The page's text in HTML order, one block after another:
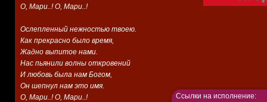
О, Мари..! О, Мари..!
Ослепленный нежностью твоею.
Как прекрасно было время,
Жадно выпитое нами.
Нас пьянили волны откровений
И любовь была нам Богом,
Он шепнул нам это имя.
О, Мари..! О, Мари..!
Ссылки на исполнение: